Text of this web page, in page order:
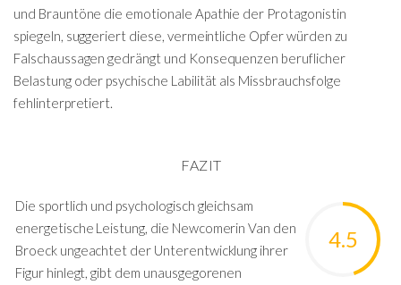
und Brauntöne die emotionale Apathie der Protagonistin
spiegeln, suggeriert diese, vermeintliche Opfer würden zu
Falschaussagen gedrängt und Konsequenzen beruflicher
Belastung oder psychische Labilität als Missbrauchsfolge
fehlinterpretiert.
FAZIT
4.5
Die sportlich und psychologisch gleichsam
energetische Leistung, die Newcomerin Van den
Broeck ungeachtet der Unterentwicklung ihrer
Figur hinlegt, gibt dem unausgegorenen